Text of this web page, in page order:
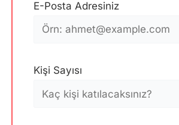
E-Posta Adresiniz
Kişi Sayısı